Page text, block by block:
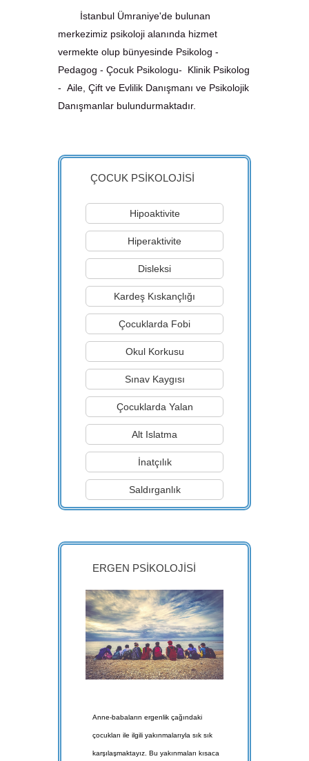
ÇOCUK PSİKOLOJİSİ
Saldırganlık
Çocuklarda Yalan
Çocuklarda Fobi
Hipoaktivite
Disleksi
Kardeş Kıskançlığı
Okul Korkusu
Sınav Kaygısı
ERGEN PSİKOLOJİSİ
Anne-babaların ergenlik çağındaki
çocukları ile ilgili yakınmalarıyla sık sık
karşılaşmaktayız. Bu yakınmaları kısaca
Alt Islatma
İnatçılık
İstanbul Ümraniye'de bulunan
merkezimiz psikoloji alanında hizmet
vermekte olup bünyesinde Psikolog -
Pedagog - Çocuk Psikologu- Klinik Psikolog
- Aile, Çift ve Evlilik Danışmanı ve Psikolojik
Danışmanlar bulundurmaktadır.
Hiperaktivite